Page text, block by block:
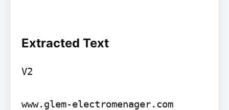
Extracted Text
V2
www.glem-electromenager.com